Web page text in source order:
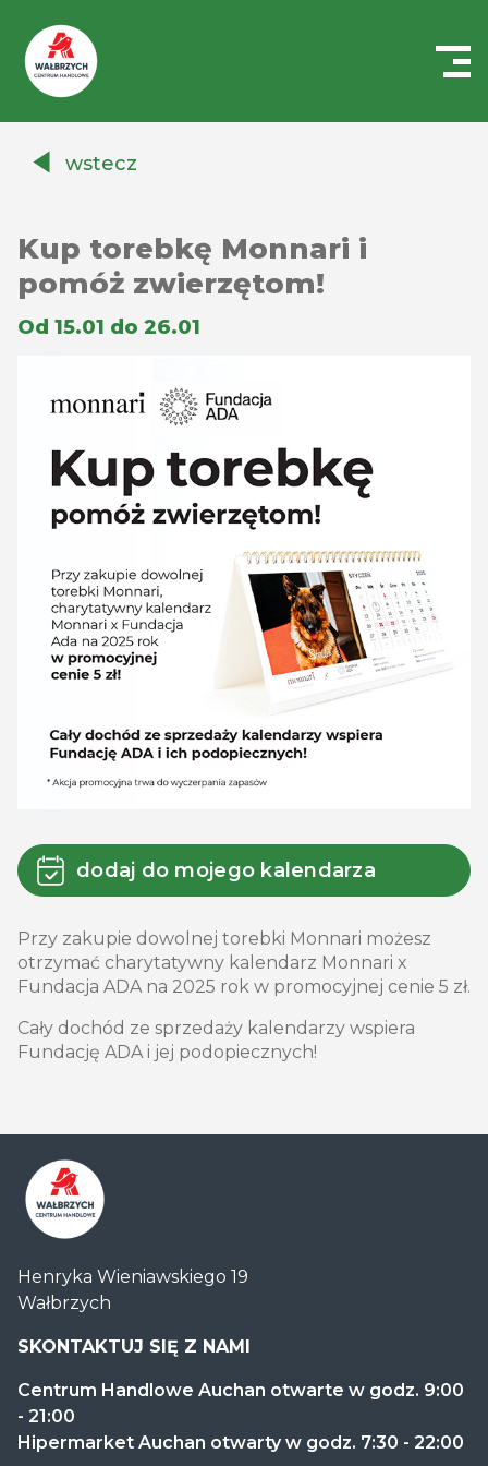
Auchanwstecz
Kup torebkę Monnari i
pomóż zwierzętom!
Od 15.01 do 26.01
dodaj do mojego kalendarza
Przy zakupie dowolnej torebki Monnari możesz
otrzymać charytatywny kalendarz Monnari x
Fundacja ADA na 2025 rok w promocyjnej cenie 5 zł.
Cały dochód ze sprzedaży kalendarzy wspiera
Fundację ADA i jej podopiecznych!
Handlowe
Auchan
Wałbrzych
Henryka Wieniawskiego 19
Wałbrzych
SKONTAKTUJ SIĘ Z NAMI
Centrum Handlowe Auchan otwarte w godz. 9:00
- 21:00
Hipermarket Auchan otwarty w godz. 7:30 - 22:00